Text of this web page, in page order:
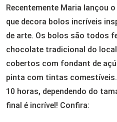
Recentemente Maria lançou o
que decora bolos incríveis
de arte. Os bolos são todos
chocolate tradicional do
cobertos com fondant de
pinta com tintas comestíveis.
10 horas, dependendo do
final é incrível! Confira: